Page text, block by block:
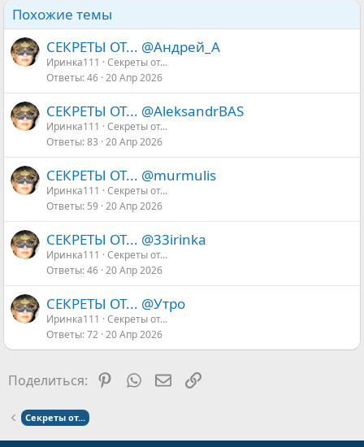
Похожие темы
СЕКРЕТЫ ОТ... @Андрей_А
Иринка111
Секреты от...
Ответы 46 20 Апр 2026
СЕКРЕТЫ ОТ... @AleksandrBАS
Иринка111
Секреты от...
Ответы 83 20 Апр 2026
СЕКРЕТЫ ОТ... @murmulis
Иринка111
Секреты от...
Ответы 59 20 Апр 2026
СЕКРЕТЫ ОТ... @33irinka
Иринка111
Секреты от...
Ответы 46 20 Апр 2026
СЕКРЕТЫ ОТ... @Утро
Иринка111
Секреты от...
Ответы 72 20 Апр 2026
Поделиться: Pinterest
WhatsAppЭлектронная почта
Ссылка
Секреты от...